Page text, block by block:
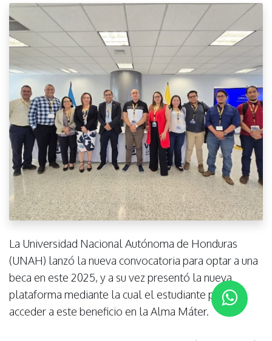
La Universidad Nacional Autónoma de Honduras
(UNAH) lanzó la nueva convocatoria para optar a una
beca en este 2025, y a su vez presentó la nueva
plataforma mediante la cual el estudiante puede
acceder a este beneficio en la Alma Máter.